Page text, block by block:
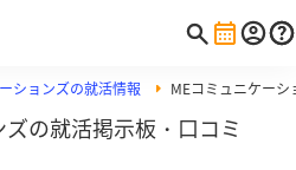
ションズの就活情報 MEコミュニケー
の就活掲示板・口コミ